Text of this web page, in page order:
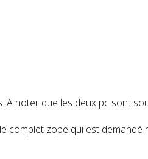
noter que les deux pc sont
complet zope qui est